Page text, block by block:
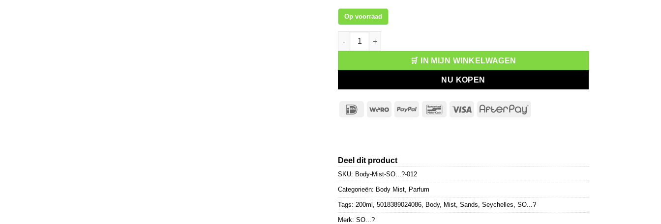
Op voorraad
SO...? Body Mist Seychelles Sands 200ml aantal
🛒 IN MIJN WINKELWAGEN
NU KOPEN
IDeal Wero PayPal Bancontact
Visa AfterPay
Deel dit product
SKU: Body-Mist-SO...?-012
Categorieën: Body Mist Parfum
Tags: 200ml 5018389024086 Body, Mist Sands Seychelles SO...?
Merk: SO...?